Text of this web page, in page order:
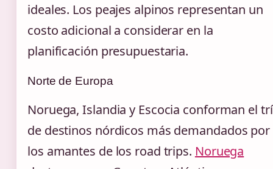
ideales. Los peajes alpinos representan un
costo adicional a considerar en la
planificación presupuestaria.
Norte de Europa
Noruega, Islandia y Escocia conforman el
de destinos nórdicos más demandados por
los amantes de los road trips. Noruega